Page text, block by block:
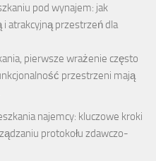
pod wynajem: jak
atrakcyjną przestrzeń dla
pierwsze wrażenie często
przestrzeni mają
najemcy: kluczowe kroki
protokołu zdawczo-